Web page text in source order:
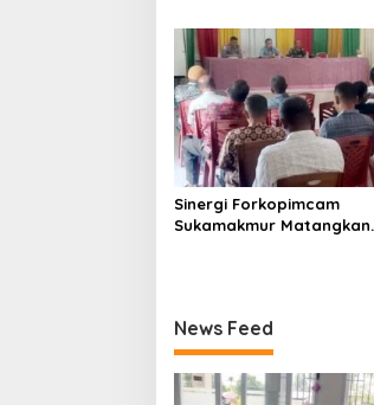
Sinergi Forkopimcam
Sukamakmur Matangkan
News Feed